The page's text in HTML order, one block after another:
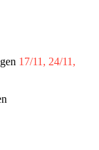
17/11, 24/11,